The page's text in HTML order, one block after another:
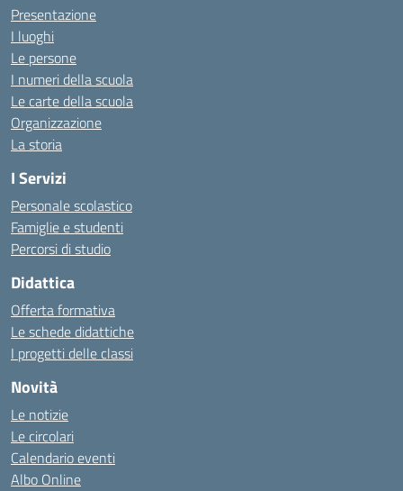
Presentazione
I luoghi
Le persone
I numeri della scuola
Le carte della scuola
Organizzazione
La storia
I Servizi
Personale scolastico
Famiglie e studenti
Percorsi di studio
Didattica
Offerta formativa
Le schede didattiche
I progetti delle classi
Novità
Le notizie
Le circolari
Calendario eventi
Albo Online